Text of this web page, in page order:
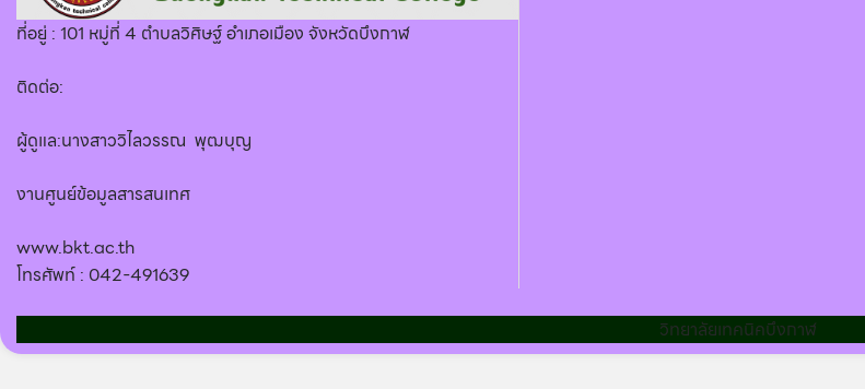
ที่อยู่ : 101 หมู่ที่ 4 ตำบลวิศิษฐ์ อำเภอเมือง จังหวัดบึงกาฬ
ติดต่อ:
ผู้ดูแล:นางสาววิไลวรรณ พุฒบุญ
งานศูนย์ข้อมูลสารสนเทศ
www.bkt.ac.th
โทรศัพท์ : 042-491639
วิทยาลัยเทคนิคบึงกาฬ